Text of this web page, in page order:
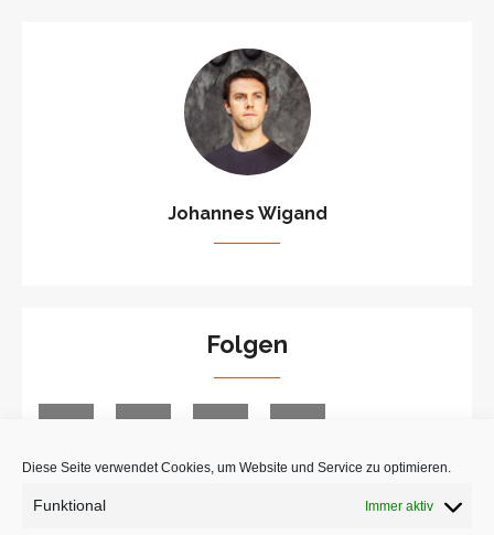
Diese Seite verwendet Cookies, um Website und Service zu optimieren.
Funktional Immer aktiv
Johannes Wigand
Folgen